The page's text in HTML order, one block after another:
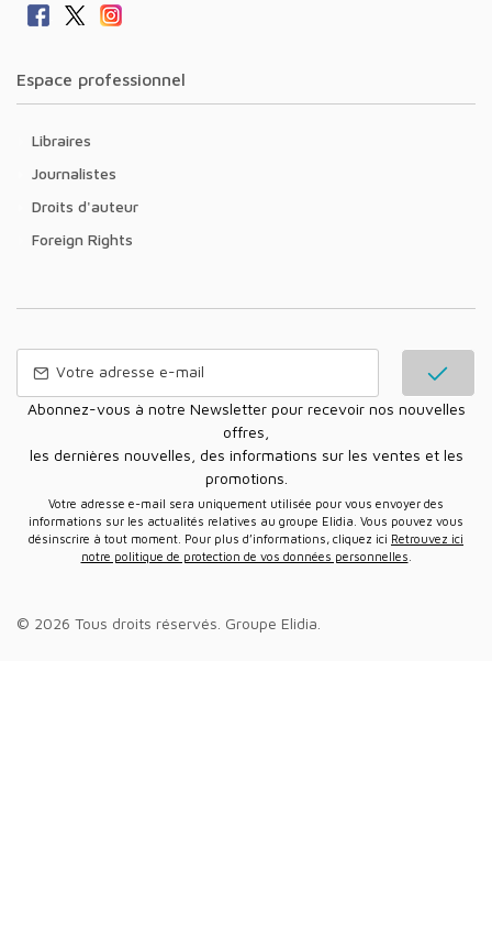
Espace professionnel
Libraires
Journalistes
Droits d'auteur
Foreign Rights
Abonnez-vous à notre Newsletter pour recevoir nos nouvelles
offres,
les dernières nouvelles, des informations sur les ventes et les
promotions.
Votre adresse e-mail sera uniquement utilisée pour vous envoyer des
informations sur les actualités relatives au groupe Elidia. Vous pouvez vous
désinscrire à tout moment. Pour plus d’informations, cliquez ici Retrouvez ici
notre politique de protection de vos données personnelles
© 2026 Tous droits réservés. Groupe Elidia